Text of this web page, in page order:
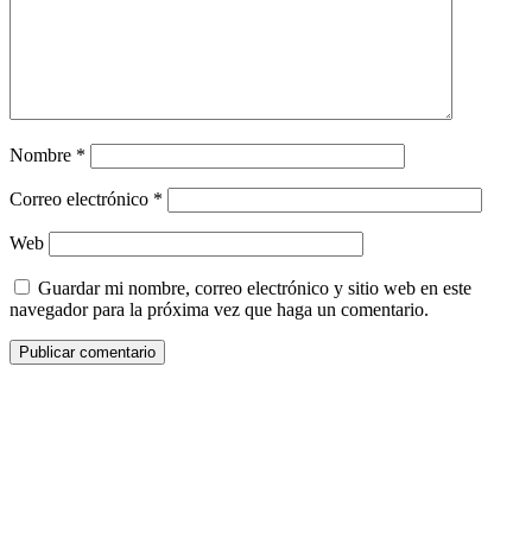
Nombre *
Correo electrónico *
Web
Guardar mi nombre, correo electrónico y sitio web en este
navegador para la próxima vez que haga un comentario.